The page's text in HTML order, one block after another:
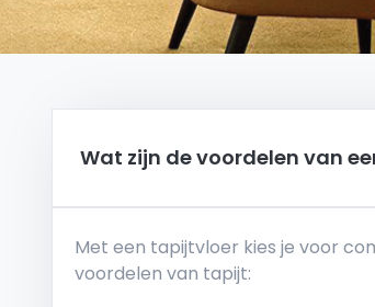
Wat zijn de voordelen van
Met een tapijtvloer kies je voor
voordelen van tapijt: